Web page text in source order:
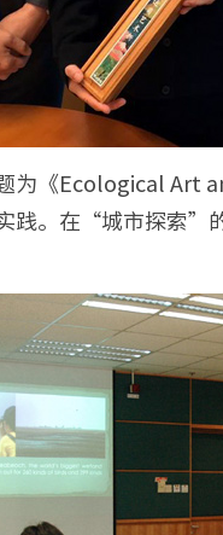
为《Ecological
践。在“城市探索